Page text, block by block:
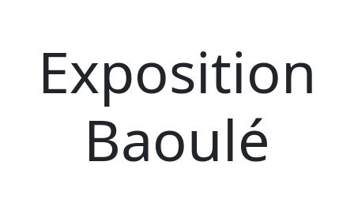
Exposition
Baoulé